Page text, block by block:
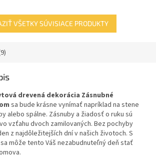
VŠETKY SÚVISIACE PRODUKTY
drevená dekorácia Zásnubné
sa bude krásne vynímať napríklad na stene
alebo spálne. Zásnuby a žiadosť o ruku sú
vzťahu dvoch zamilovaných. Bez pochyby
z najdôležitejších dní v našich životoch. S
môže tento Váš nezabudnuteľný deň stať